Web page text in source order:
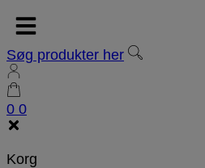
Søg produkter her
0 0
Korg